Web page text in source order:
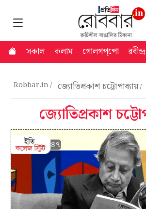
সকাল কলাম গোলগপ্‌পো
Robbar.in জ্যোতিপ্রকাশ চট্টোপাধ্যায়
জ্যোতিপ্রকাশ